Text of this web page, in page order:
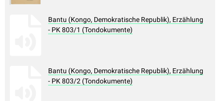
Bantu (Kongo, Demokratische Republik), Erzählung
- PK 803/1 (Tondokumente)
Bantu (Kongo, Demokratische Republik), Erzählung
- PK 803/2 (Tondokumente)